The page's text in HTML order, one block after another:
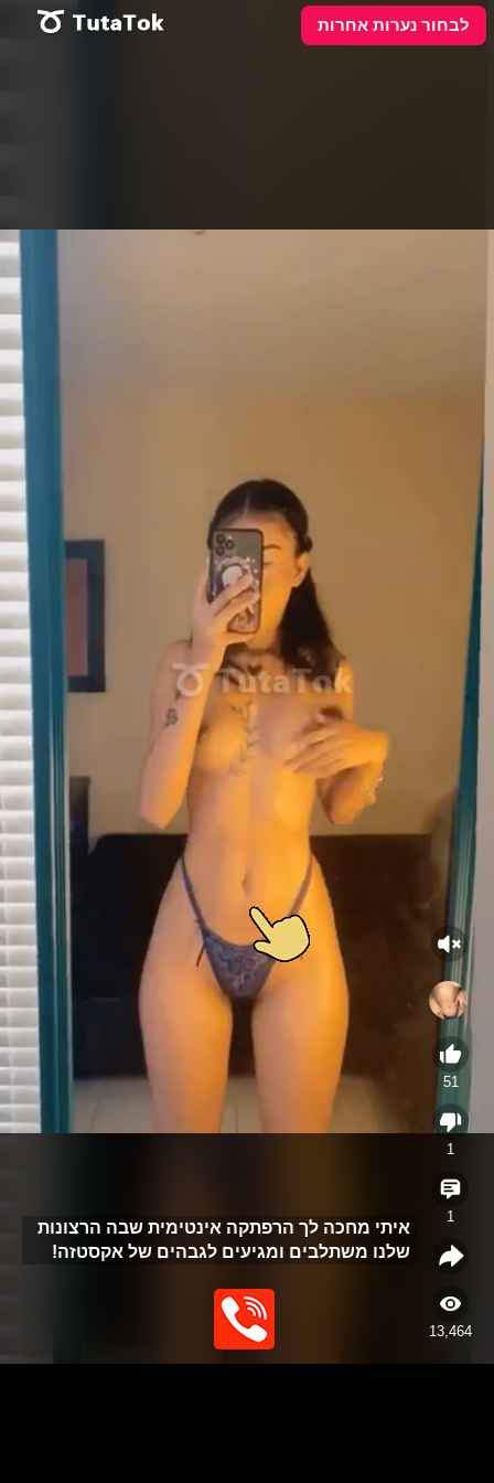
פרסם כאן
לבחור נערות אחרות
Video
Player
איתי מחכה לך הרפתקה אינטימית שבה הרצונות
שלנו משתלבים ומגיעים לגבהים של אקסטזה!
51
1
1
13,464